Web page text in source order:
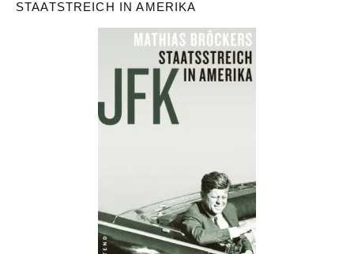
STAATSTREICH IN AMERIKA